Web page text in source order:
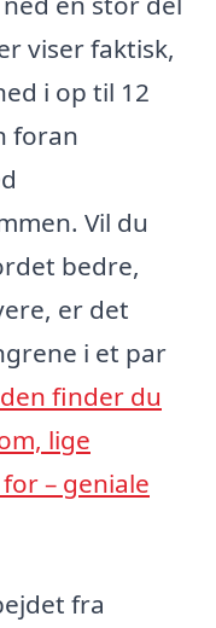
viser faktisk,
i op til 12
foran
Vil du
bedre,
er det
i et par
finder du
lige
– geniale
fra